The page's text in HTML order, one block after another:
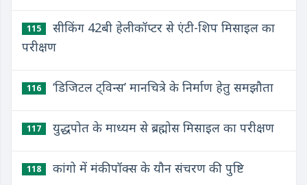
115
सीकिंग 42बी हेलीकॉप्टर से एंटी-शिप मिसाइल का
परीक्षण
116 ‘डिजिटल ट्विन्स’ मानचित्रे के निर्माण हेतु समझौता
117 युद्धपोत के माध्यम से ब्रह्मोस मिसाइल का परीक्षण
118 कांगो में मंकीपॉक्स के यौन संचरण की पुष्टि